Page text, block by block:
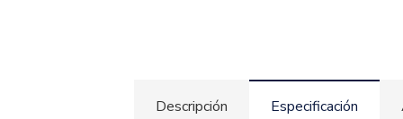
Descripción Especificación